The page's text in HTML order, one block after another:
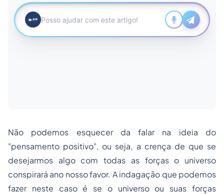
Não podemos esquecer da falar na ideia do
"pensamento positivo", ou seja, a crença de que se
desejarmos algo com todas as forças o universo
conspirará ano nosso favor. A indagação que podemos
fazer neste caso é se o universo ou suas forças